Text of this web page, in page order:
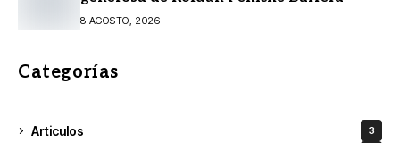
8 AGOSTO, 2026
Categorías
Articulos 3